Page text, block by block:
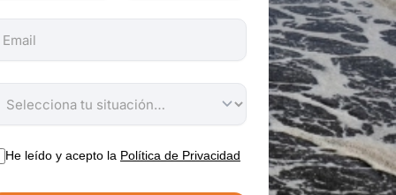
He leído y acepto la Política de Privacidad